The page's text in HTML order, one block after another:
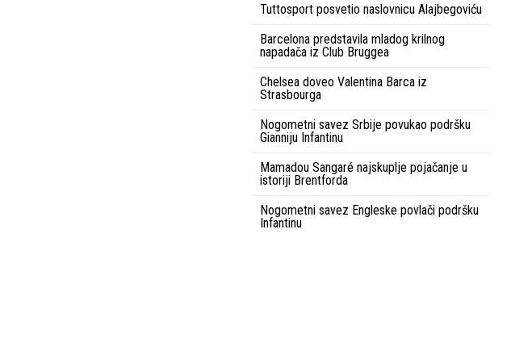
Tuttosport posvetio naslovnicu Alajbegoviću
Barcelona predstavila mladog krilnog
napadača iz Club Bruggea
Chelsea doveo Valentina Barca iz
Strasbourga
Nogometni savez Srbije povukao podršku
Gianniju Infantinu
Mamadou Sangaré najskuplje pojačanje u
istoriji Brentforda
Nogometni savez Engleske povlači podršku
Infantinu